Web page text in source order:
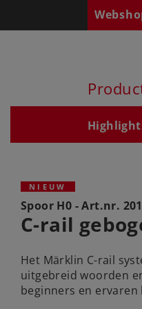
NIEUW
Spoor H0 - Art.nr.
C-rail
Het Märklin C-rail
uitgebreid woorden
beginners en ervaren